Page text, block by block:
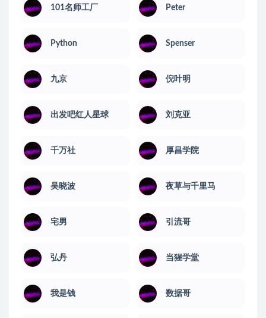
101名师工厂 Peter
Python Spenser
九京 倪叶明
出发吧红人星球 刘克亚
千万社 厚昌学院
吴晓波 夜草与千里马
宅男 引流哥
弘丹 当猩学堂
我是钱 数据哥